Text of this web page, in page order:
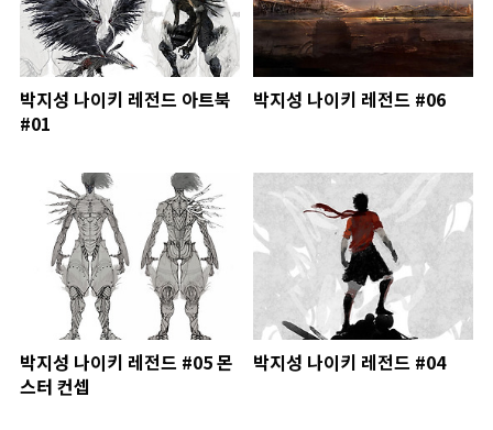
박지성 나이키 레전드 아트북
#01
박지성 나이키 레전드 #06
박지성 나이키 레전드 #05 몬
스터 컨셉
박지성 나이키 레전드 #04